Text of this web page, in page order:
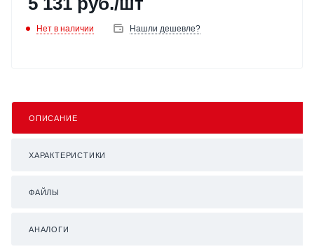
Нет в наличии Нашли дешевле?
ОПИСАНИЕ
ХАРАКТЕРИСТИКИ
ФАЙЛЫ
АНАЛОГИ